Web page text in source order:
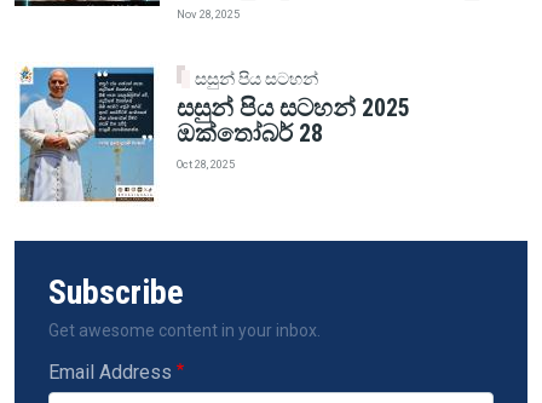
Nov 28, 2025
සසුන් පිය සටහන්
සසුන් පිය සටහන් 2025
ඔක්තෝබර් 28
Oct 28, 2025
Subscribe
Get awesome content in your inbox.
Email Address